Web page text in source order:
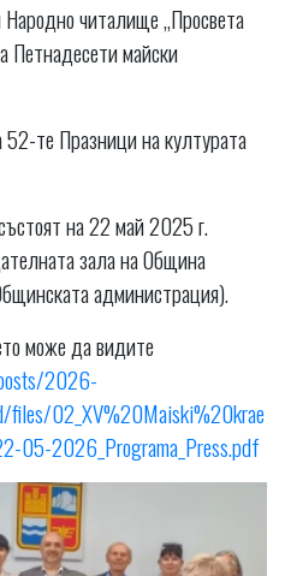
читалище „Просвета
Петнадесети майски
52-те Празници на културата
на 22 май 2025 г.
зала на Община
администрация).
може да видите
2026-
02_XV%20Maiski%20krae
05-2026_Programa_Press.pdf